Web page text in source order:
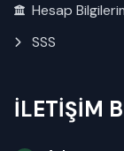
Hesap
SSS
İLETİŞİM